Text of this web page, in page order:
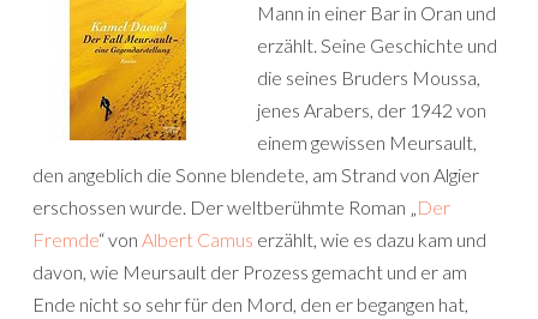
Mann in einer Bar in Oran und
erzählt. Seine Geschichte und
die seines Bruders Moussa,
jenes Arabers, der 1942 von
einem gewissen Meursault,
den angeblich die Sonne blendete, am Strand von Algier
erschossen wurde. Der weltberühmte Roman „Der
Fremde“ von Albert Camus erzählt, wie es dazu kam und
davon, wie Meursault der Prozess gemacht und er am
Ende nicht so sehr für den Mord, den er begangen hat,